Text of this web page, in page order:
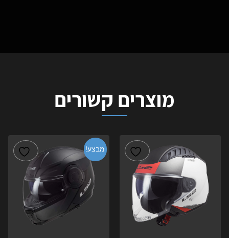
מוצרים קשורים
מבצע!